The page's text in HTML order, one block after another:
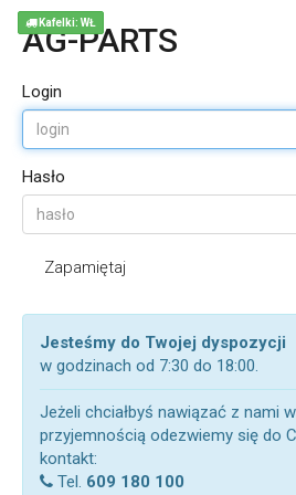
AG-PARTS
Login
Hasło
Zapamiętaj
Jesteśmy do Twojej dyspozycji
w godzinach od 7:30 do 18:00.
Jeżeli chciałbyś nawiązać z nami
przyjemnością odezwiemy się do
kontakt:
Tel. 609 180 100
Kafelki: WŁ